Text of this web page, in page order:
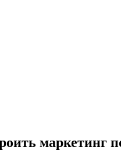
маркетинг